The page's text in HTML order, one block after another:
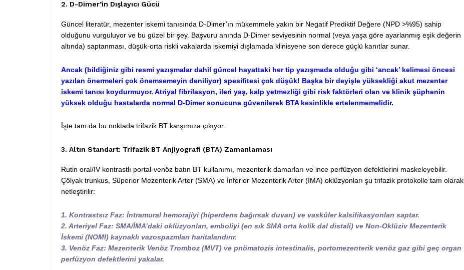
2. D-Dimer’in Dışlayıcı Gücü
Güncel literatür, mezenter iskemi tanısında D-Dimer’ın mükemmele yakın bir Negatif Prediktif Değere (NPD >%95) sahip
olduğunu vurguluyor ve bu güzel bir şey. Başvuru anında D-Dimer seviyesinin normal (veya yaşa göre ayarlanmış eşik değerin
altında) saptanması, düşük-orta riskli vakalarda iskemiyi dışlamada klinisyene son derece güçlü kanıtlar sunar.
Ancak (bildiğiniz gibi resmi yazışmalar dahil güncel hayattaki her tip yazışmada olduğu gibi ‘ancak’ kelimesi öncesi
yazılan önermeleri çok önemsemeyin deniliyor) spesifitesi çok düşük! Başka bir deyişle yüksekliği akut mezenter
iskemi tanısı koydurmuyor. Atriyal fibrilasyon, ileri yaş, kalp yetmezliği gibi risk faktörleri olan ve klinik şüphenin
yüksek olduğu hastalarda normal D-Dimer sonucuna güvenilerek BTA kesinlikle ertelenmemelidir.
İşte tam da bu noktada trifazik BT karşımıza çıkıyor.
3. Altın Standart: Trifazik BT Anjiyografi (BTA) Zamanlaması
Rutin oral/IV kontrastlı portal-venöz batın BT kullanımı, mezenterik damarları ve ince perfüzyon defektlerini maskeleyebilir.
Çölyak trunkus, Süperior Mezenterik Arter (SMA) ve İnferior Mezenterik Arter (İMA) oklüzyonları şu trifazik protokolle tam olarak
netleştirilir:
1. Kontrastsız Faz: İntramural hemorajiyi (hiperdens bağırsak duvarı) ve vasküler kalsifikasyonları saptar.
2. Arteriyel Faz: SMA/İMA’daki oklüzyonları, emboliyi (en sık SMA orta kolik dal distali) ve Non-Oklüziv Mezenterik
İskemi (NOMI) kaynaklı vazospazmları haritalandırır.
3. Venöz Faz: Mezenterik Venöz Tromboz (MVT) ve pnömatozis intestinalis, portomezenterik venöz gaz gibi geç organ
perfüzyon defektlerini yakalar.